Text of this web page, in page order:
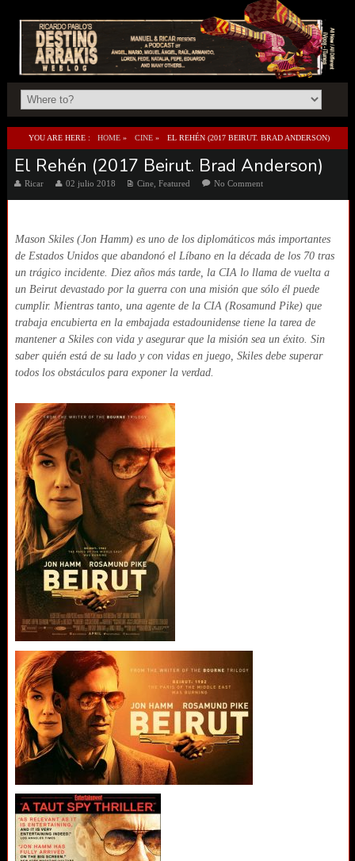
YOU ARE HERE : HOME » CINE » EL REHÉN (2017 BEIRUT. BRAD ANDERSON)
El Rehén (2017 Beirut. Brad Anderson)
Ricar 02 julio 2018 Cine, Featured No Comment
Mason Skiles (Jon Hamm) es uno de los diplomáticos más importantes
de Estados Unidos que abandonó el Líbano en la década de los 70 tras
un trágico incidente. Diez años más tarde, la CIA lo llama de vuelta a
un Beirut devastado por la guerra con una misión que sólo él puede
cumplir. Mientras tanto, una agente de la CIA (Rosamund Pike) que
trabaja encubierta en la embajada estadounidense tiene la tarea de
mantener a Skiles con vida y asegurar que la misión sea un éxito. Sin
saber quién está de su lado y con vidas en juego, Skiles debe superar
todos los obstáculos para exponer la verdad.